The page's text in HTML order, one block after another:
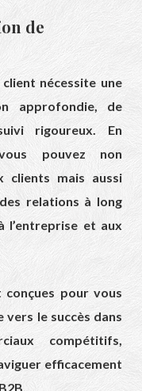
de
nécessite une
approfondie, de
rigoureux. En
pouvez non
clients mais aussi
relations à long
l’entreprise et aux
pour vous
le succès dans
compétitifs,
efficacement